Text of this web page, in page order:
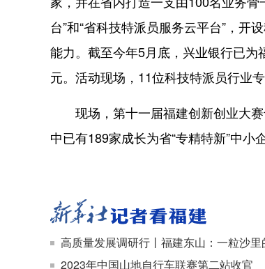
台”和“省科技特派员服务云平台”，开
能力。截至今年5月底，兴业银行已
元。活动现场，11位科技特派员行业
现场，第十一届福建创新创业大赛
中已有189家成长为省“专精特新”中小
高质量发展调研行丨福建东山：一粒沙
2023年中国山地自行车联赛第二站收官